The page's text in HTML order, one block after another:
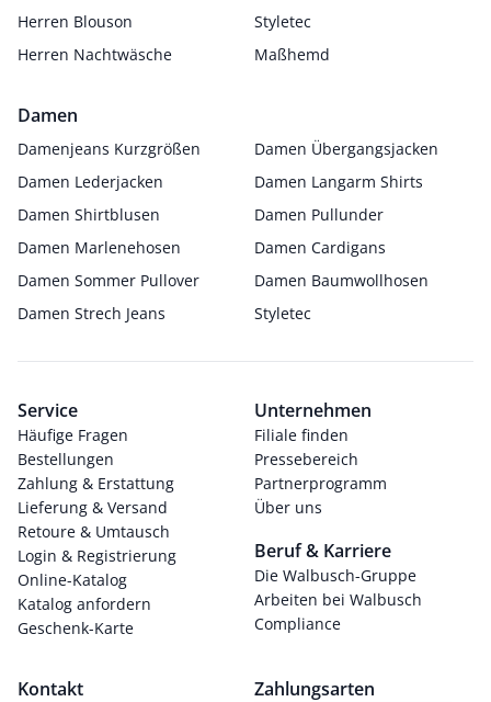
Herren Blouson
Styletec
Herren Nachtwäsche
Maßhemd
Damen
Damenjeans Kurzgrößen
Damen Übergangsjacken
Damen Lederjacken
Damen Langarm Shirts
Damen Shirtblusen
Damen Pullunder
Damen Marlenehosen
Damen Cardigans
Damen Sommer Pullover
Damen Baumwollhosen
Damen Strech Jeans
Styletec
Service
Häufige Fragen
Bestellungen
Zahlung & Erstattung
Lieferung & Versand
Retoure & Umtausch
Login & Registrierung
Online-Katalog
Katalog anfordern
Geschenk-Karte
Unternehmen
Filiale finden
Pressebereich
Partnerprogramm
Über uns
Beruf & Karriere
Die Walbusch-Gruppe
Arbeiten bei Walbusch
Compliance
Kontakt Zahlungsarten